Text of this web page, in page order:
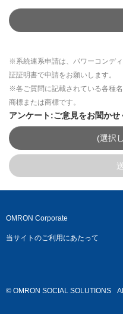
※系統連系申請は、パワーコンデ
証証明書で申請をお願いします。
※各ご質問に記載されている各種
商標または商標です。
アンケート:ご意見をお聞かせ
(選択
OMRON Corporate
当サイトのご利用にあたって
© OMRON SOCIAL SOLUTIONS